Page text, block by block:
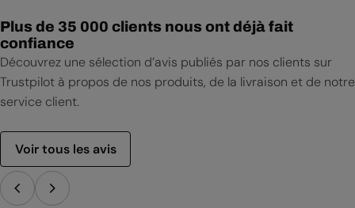
Plus de 35 000 clients nous ont déjà fait
confiance
Découvrez une sélection d’avis publiés par nos clients sur
Trustpilot à propos de nos produits, de la livraison et de notre
service client.
Voir tous les avis